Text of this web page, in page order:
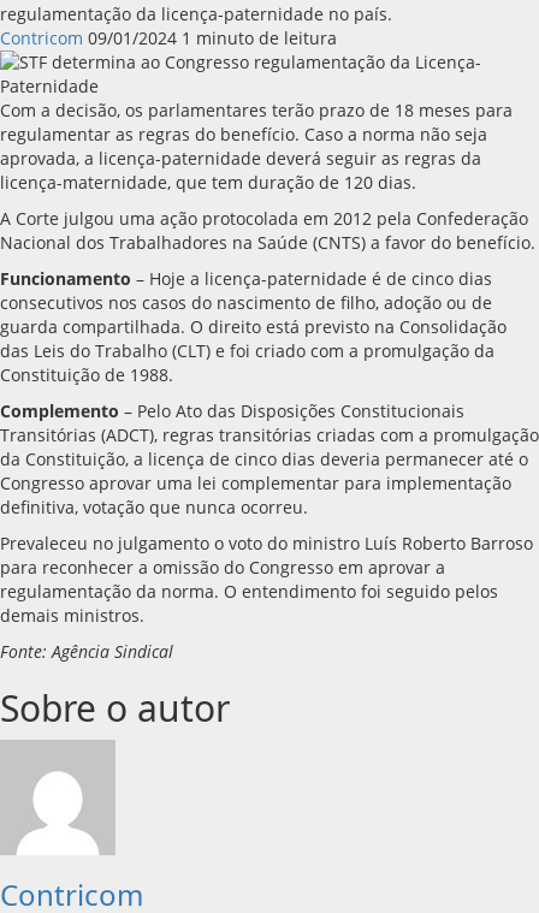
regulamentação da licença-paternidade no país.
Contricom 09/01/2024 1 minuto de leitura
Com a decisão, os parlamentares terão prazo de 18 meses para
regulamentar as regras do benefício. Caso a norma não seja
aprovada, a licença-paternidade deverá seguir as regras da
licença-maternidade, que tem duração de 120 dias.
A Corte julgou uma ação protocolada em 2012 pela Confederação
Nacional dos Trabalhadores na Saúde (CNTS) a favor do benefício.
Funcionamento – Hoje a licença-paternidade é de cinco dias
consecutivos nos casos do nascimento de filho, adoção ou de
guarda compartilhada. O direito está previsto na Consolidação
das Leis do Trabalho (CLT) e foi criado com a promulgação da
Constituição de 1988.
Complemento – Pelo Ato das Disposições Constitucionais
Transitórias (ADCT), regras transitórias criadas com a promulgação
da Constituição, a licença de cinco dias deveria permanecer até o
Congresso aprovar uma lei complementar para implementação
definitiva, votação que nunca ocorreu.
Prevaleceu no julgamento o voto do ministro Luís Roberto Barroso
para reconhecer a omissão do Congresso em aprovar a
regulamentação da norma. O entendimento foi seguido pelos
demais ministros.
Fonte: Agência Sindical
Sobre o autor
Contricom